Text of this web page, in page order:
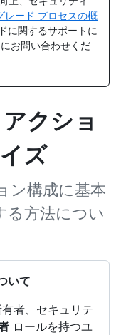
レード プロセスの概
に関するサポートに
お問い合わせくだ
クショ
ズ
ン構成に基本
る方法につい
いて
者、セキュリテ
ロールを持つユ